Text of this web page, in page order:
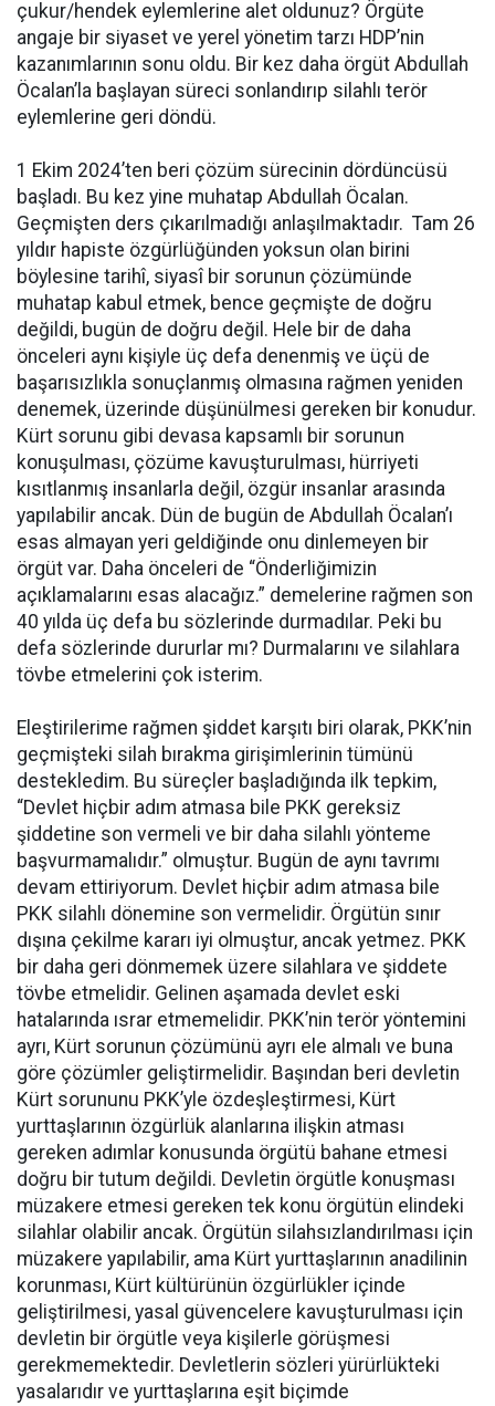
çukur/hendek eylemlerine alet oldunuz? Örgüte
angaje bir siyaset ve yerel yönetim tarzı HDP’nin
kazanımlarının sonu oldu. Bir kez daha örgüt Abdullah
Öcalan’la başlayan süreci sonlandırıp silahlı terör
eylemlerine geri döndü.
1 Ekim 2024’ten beri çözüm sürecinin dördüncüsü
başladı. Bu kez yine muhatap Abdullah Öcalan.
Geçmişten ders çıkarılmadığı anlaşılmaktadır. Tam 26
yıldır hapiste özgürlüğünden yoksun olan birini
böylesine tarihî, siyasî bir sorunun çözümünde
muhatap kabul etmek, bence geçmişte de doğru
değildi, bugün de doğru değil. Hele bir de daha
önceleri aynı kişiyle üç defa denenmiş ve üçü de
başarısızlıkla sonuçlanmış olmasına rağmen yeniden
denemek, üzerinde düşünülmesi gereken bir konudur.
Kürt sorunu gibi devasa kapsamlı bir sorunun
konuşulması, çözüme kavuşturulması, hürriyeti
kısıtlanmış insanlarla değil, özgür insanlar arasında
yapılabilir ancak. Dün de bugün de Abdullah Öcalan’ı
esas almayan yeri geldiğinde onu dinlemeyen bir
örgüt var. Daha önceleri de “Önderliğimizin
açıklamalarını esas alacağız.” demelerine rağmen son
40 yılda üç defa bu sözlerinde durmadılar. Peki bu
defa sözlerinde dururlar mı? Durmalarını ve silahlara
tövbe etmelerini çok isterim.
Eleştirilerime rağmen şiddet karşıtı biri olarak, PKK’nin
geçmişteki silah bırakma girişimlerinin tümünü
destekledim. Bu süreçler başladığında ilk tepkim,
“Devlet hiçbir adım atmasa bile PKK gereksiz
şiddetine son vermeli ve bir daha silahlı yönteme
başvurmamalıdır.” olmuştur. Bugün de aynı tavrımı
devam ettiriyorum. Devlet hiçbir adım atmasa bile
PKK silahlı dönemine son vermelidir. Örgütün sınır
dışına çekilme kararı iyi olmuştur, ancak yetmez. PKK
bir daha geri dönmemek üzere silahlara ve şiddete
tövbe etmelidir. Gelinen aşamada devlet eski
hatalarında ısrar etmemelidir. PKK’nin terör yöntemini
ayrı, Kürt sorunun çözümünü ayrı ele almalı ve buna
göre çözümler geliştirmelidir. Başından beri devletin
Kürt sorununu PKK’yle özdeşleştirmesi, Kürt
yurttaşlarının özgürlük alanlarına ilişkin atması
gereken adımlar konusunda örgütü bahane etmesi
doğru bir tutum değildi. Devletin örgütle konuşması
müzakere etmesi gereken tek konu örgütün elindeki
silahlar olabilir ancak. Örgütün silahsızlandırılması için
müzakere yapılabilir, ama Kürt yurttaşlarının anadilinin
korunması, Kürt kültürünün özgürlükler içinde
geliştirilmesi, yasal güvencelere kavuşturulması için
devletin bir örgütle veya kişilerle görüşmesi
gerekmemektedir. Devletlerin sözleri yürürlükteki
yasalarıdır ve yurttaşlarına eşit biçimde